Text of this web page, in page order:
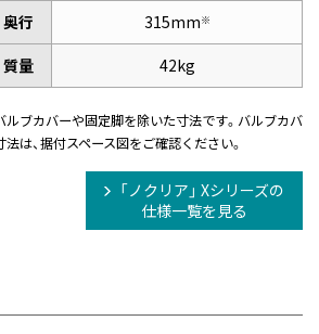
奥行 315mm※
質量 42kg
ルブカバーや固定脚を除いた寸法です。バルブカバ
は、据付スペース図をご確認ください。
「ノクリア」 Xシリーズの
仕様一覧を見る